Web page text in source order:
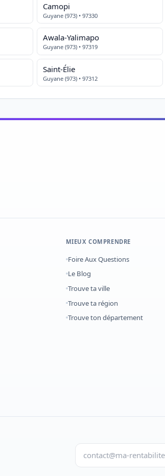
Camopi
Guyane (973) • 97330
Awala-Yalimapo
Guyane (973) • 97319
Saint-Élie
Guyane (973) • 97312
MIEUX COMPRENDRE
Foire Aux Questions
Le Blog
Trouve ta ville
Trouve ta région
Trouve ton département